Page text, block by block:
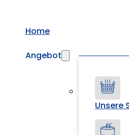
Home
Angebot
Unsere